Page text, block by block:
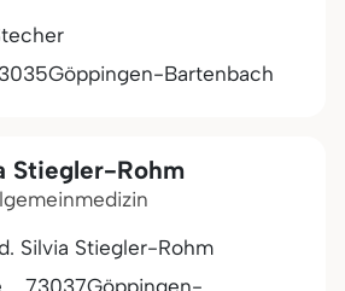
Göppingen-Bartenbach
Stiegler-Rohm
Silvia Stiegler-Rohm
73037Göppingen-